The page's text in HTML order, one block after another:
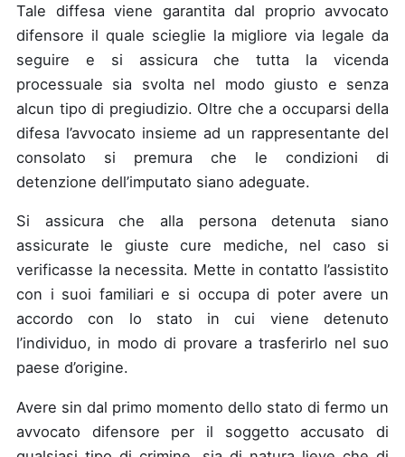
Tale diffesa viene garantita dal proprio avvocato
difensore il quale scieglie la migliore via legale da
seguire e si assicura che tutta la vicenda
processuale sia svolta nel modo giusto e senza
alcun tipo di pregiudizio. Oltre che a occuparsi della
difesa l’avvocato insieme ad un rappresentante del
consolato si premura che le condizioni di
detenzione dell’imputato siano adeguate.
Si assicura che alla persona detenuta siano
assicurate le giuste cure mediche, nel caso si
verificasse la necessita. Mette in contatto l’assistito
con i suoi familiari e si occupa di poter avere un
accordo con lo stato in cui viene detenuto
l’individuo, in modo di provare a trasferirlo nel suo
paese d’origine.
Avere sin dal primo momento dello stato di fermo un
avvocato difensore per il soggetto accusato di